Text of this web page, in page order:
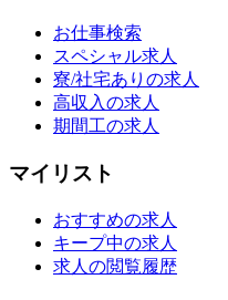
お仕事検索
スペシャル求人
寮/社宅ありの求人
高収入の求人
期間工の求人
マイリスト
おすすめの求人
キープ中の求人
求人の閲覧履歴